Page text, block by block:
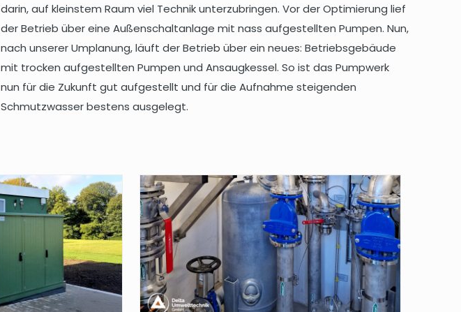
darin, auf kleinstem Raum viel Technik unterzubringen. Vor der Optimierung lief
der Betrieb über eine Außenschaltanlage mit nass aufgestellten Pumpen. Nun,
nach unserer Umplanung, läuft der Betrieb über ein neues: Betriebsgebäude
mit trocken aufgestellten Pumpen und Ansaugkessel. So ist das Pumpwerk
nun für die Zukunft gut aufgestellt und für die Aufnahme steigenden
Schmutzwasser bestens ausgelegt.